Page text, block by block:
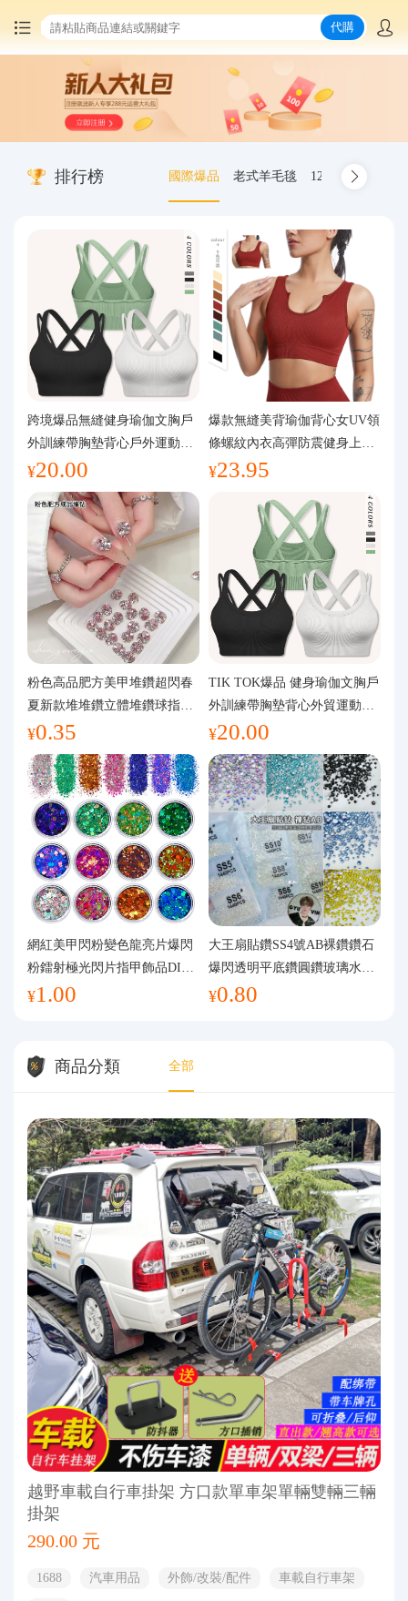
中國商品代購
集運服務
最新公告
物流資訊
代購問答
關於我們
代購
排行榜 國際爆品 老式羊毛毯 12.00-20 truck
跨境爆品無縫健身瑜伽文胸戶
外訓練帶胸墊背心戶外運動瑜
伽服女
¥20.00
爆款無縫美背瑜伽背心女UV領
條螺紋內衣高彈防震健身上裝
運動文胸
¥23.95
粉色高品肥方美甲堆鑽超閃春
夏新款堆堆鑽立體堆鑽球指甲
裝飾品
¥0.35
TIK TOK爆品 健身瑜伽文胸戶
外訓練帶胸墊背心外貿運動瑜
伽服女
¥20.00
網紅美甲閃粉變色龍亮片爆閃
粉鐳射極光閃片指甲飾品DIY
手工流麻
¥1.00
大王扇貼鑽SS4號AB裸鑽鑽石
爆閃透明平底鑽圓鑽玻璃水鑽
美甲鑽飾
¥0.80
商品分類 全部
越野車載自行車掛架 方口款單車架單輛雙輛三輛
掛架
290.00 元
1688 汽車用品 外飾/改裝/配件 車載自行車架